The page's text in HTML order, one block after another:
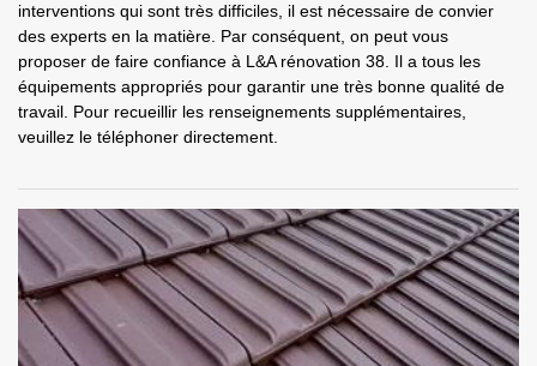
interventions qui sont très difficiles, il est nécessaire de convier
des experts en la matière. Par conséquent, on peut vous
proposer de faire confiance à L&A rénovation 38. Il a tous les
équipements appropriés pour garantir une très bonne qualité de
travail. Pour recueillir les renseignements supplémentaires,
veuillez le téléphoner directement.